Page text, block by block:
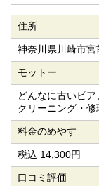
住所
神奈川県川崎市宮
モットー
どんなに古いピ
クリーニング・
料金のめやす
税込 14,300円
口コミ評価